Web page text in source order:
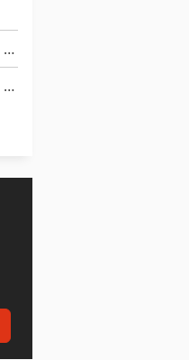
Werner & Pfleiderer Stroje Na Dělení A Hnětení Těsta
Werner & Pfleiderer Stroje Na Zavěšení